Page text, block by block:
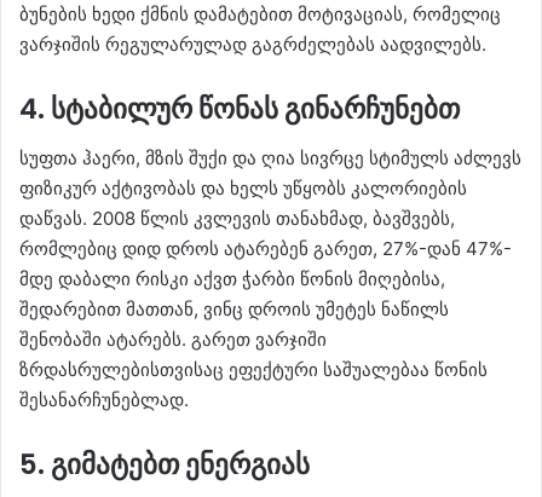
ბუნების ხედი ქმნის დამატებით მოტივაციას, რომელიც
ვარჯიშის რეგულარულად გაგრძელებას აადვილებს.
4. სტაბილურ წონას გინარჩუნებთ
სუფთა ჰაერი, მზის შუქი და ღია სივრცე სტიმულს აძლევს
ფიზიკურ აქტივობას და ხელს უწყობს კალორიების
დაწვას. 2008 წლის კვლევის თანახმად, ბავშვებს,
რომლებიც დიდ დროს ატარებენ გარეთ, 27%-დან 47%-
მდე დაბალი რისკი აქვთ ჭარბი წონის მიღებისა,
შედარებით მათთან, ვინც დროის უმეტეს ნაწილს
შენობაში ატარებს. გარეთ ვარჯიში
ზრდასრულებისთვისაც ეფექტური საშუალებაა წონის
შესანარჩუნებლად.
5. გიმატებთ ენერგიას